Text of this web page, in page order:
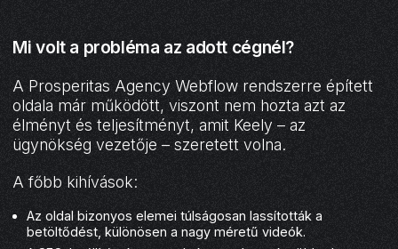
Mi volt a probléma az adott cégnél?
A Prosperitas Agency Webflow rendszerre épített
oldala már működött, viszont nem hozta azt az
élményt és teljesítményt, amit Keely – az
ügynökség vezetője – szeretett volna.
A főbb kihívások:
Az oldal bizonyos elemei túlságosan lassították a
betöltődést, különösen a nagy méretű videók.